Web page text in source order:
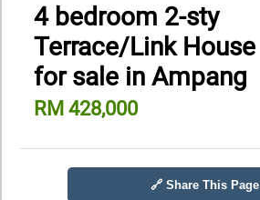
4 bedroom 2-sty
Terrace/Link House
for sale in Ampang
RM 428,000
🔗 Share This Page